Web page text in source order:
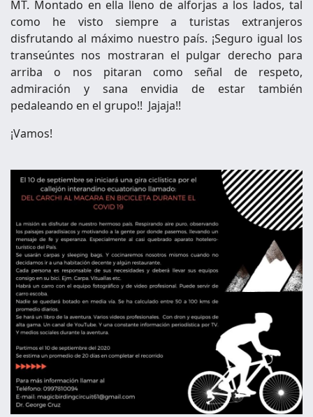
MT. Montado en ella lleno de alforjas a los lados, tal
como he visto siempre a turistas extranjeros
disfrutando al máximo nuestro país. ¡Seguro igual los
transeúntes nos mostraran el pulgar derecho para
arriba o nos pitaran como señal de respeto,
admiración y sana envidia de estar también
pedaleando en el grupo!! Jajaja!!
¡Vamos!